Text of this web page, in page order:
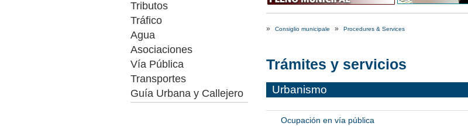
Tributos
Tráfico
Agua
Asociaciones
Vía Pública
Transportes
Guía Urbana y Callejero
» Consiglio municipale » Procedures & Services
Trámites y servicios
Urbanismo
Ocupación en vía pública